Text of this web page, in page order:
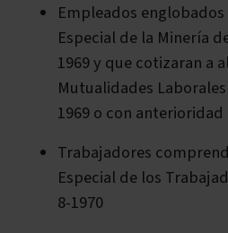
Empleados englobados
Especial de la Minería
1969 y que cotizaran a
Mutualidades
1969 o con anterioridad
Trabajadores
Especial de los
8-1970